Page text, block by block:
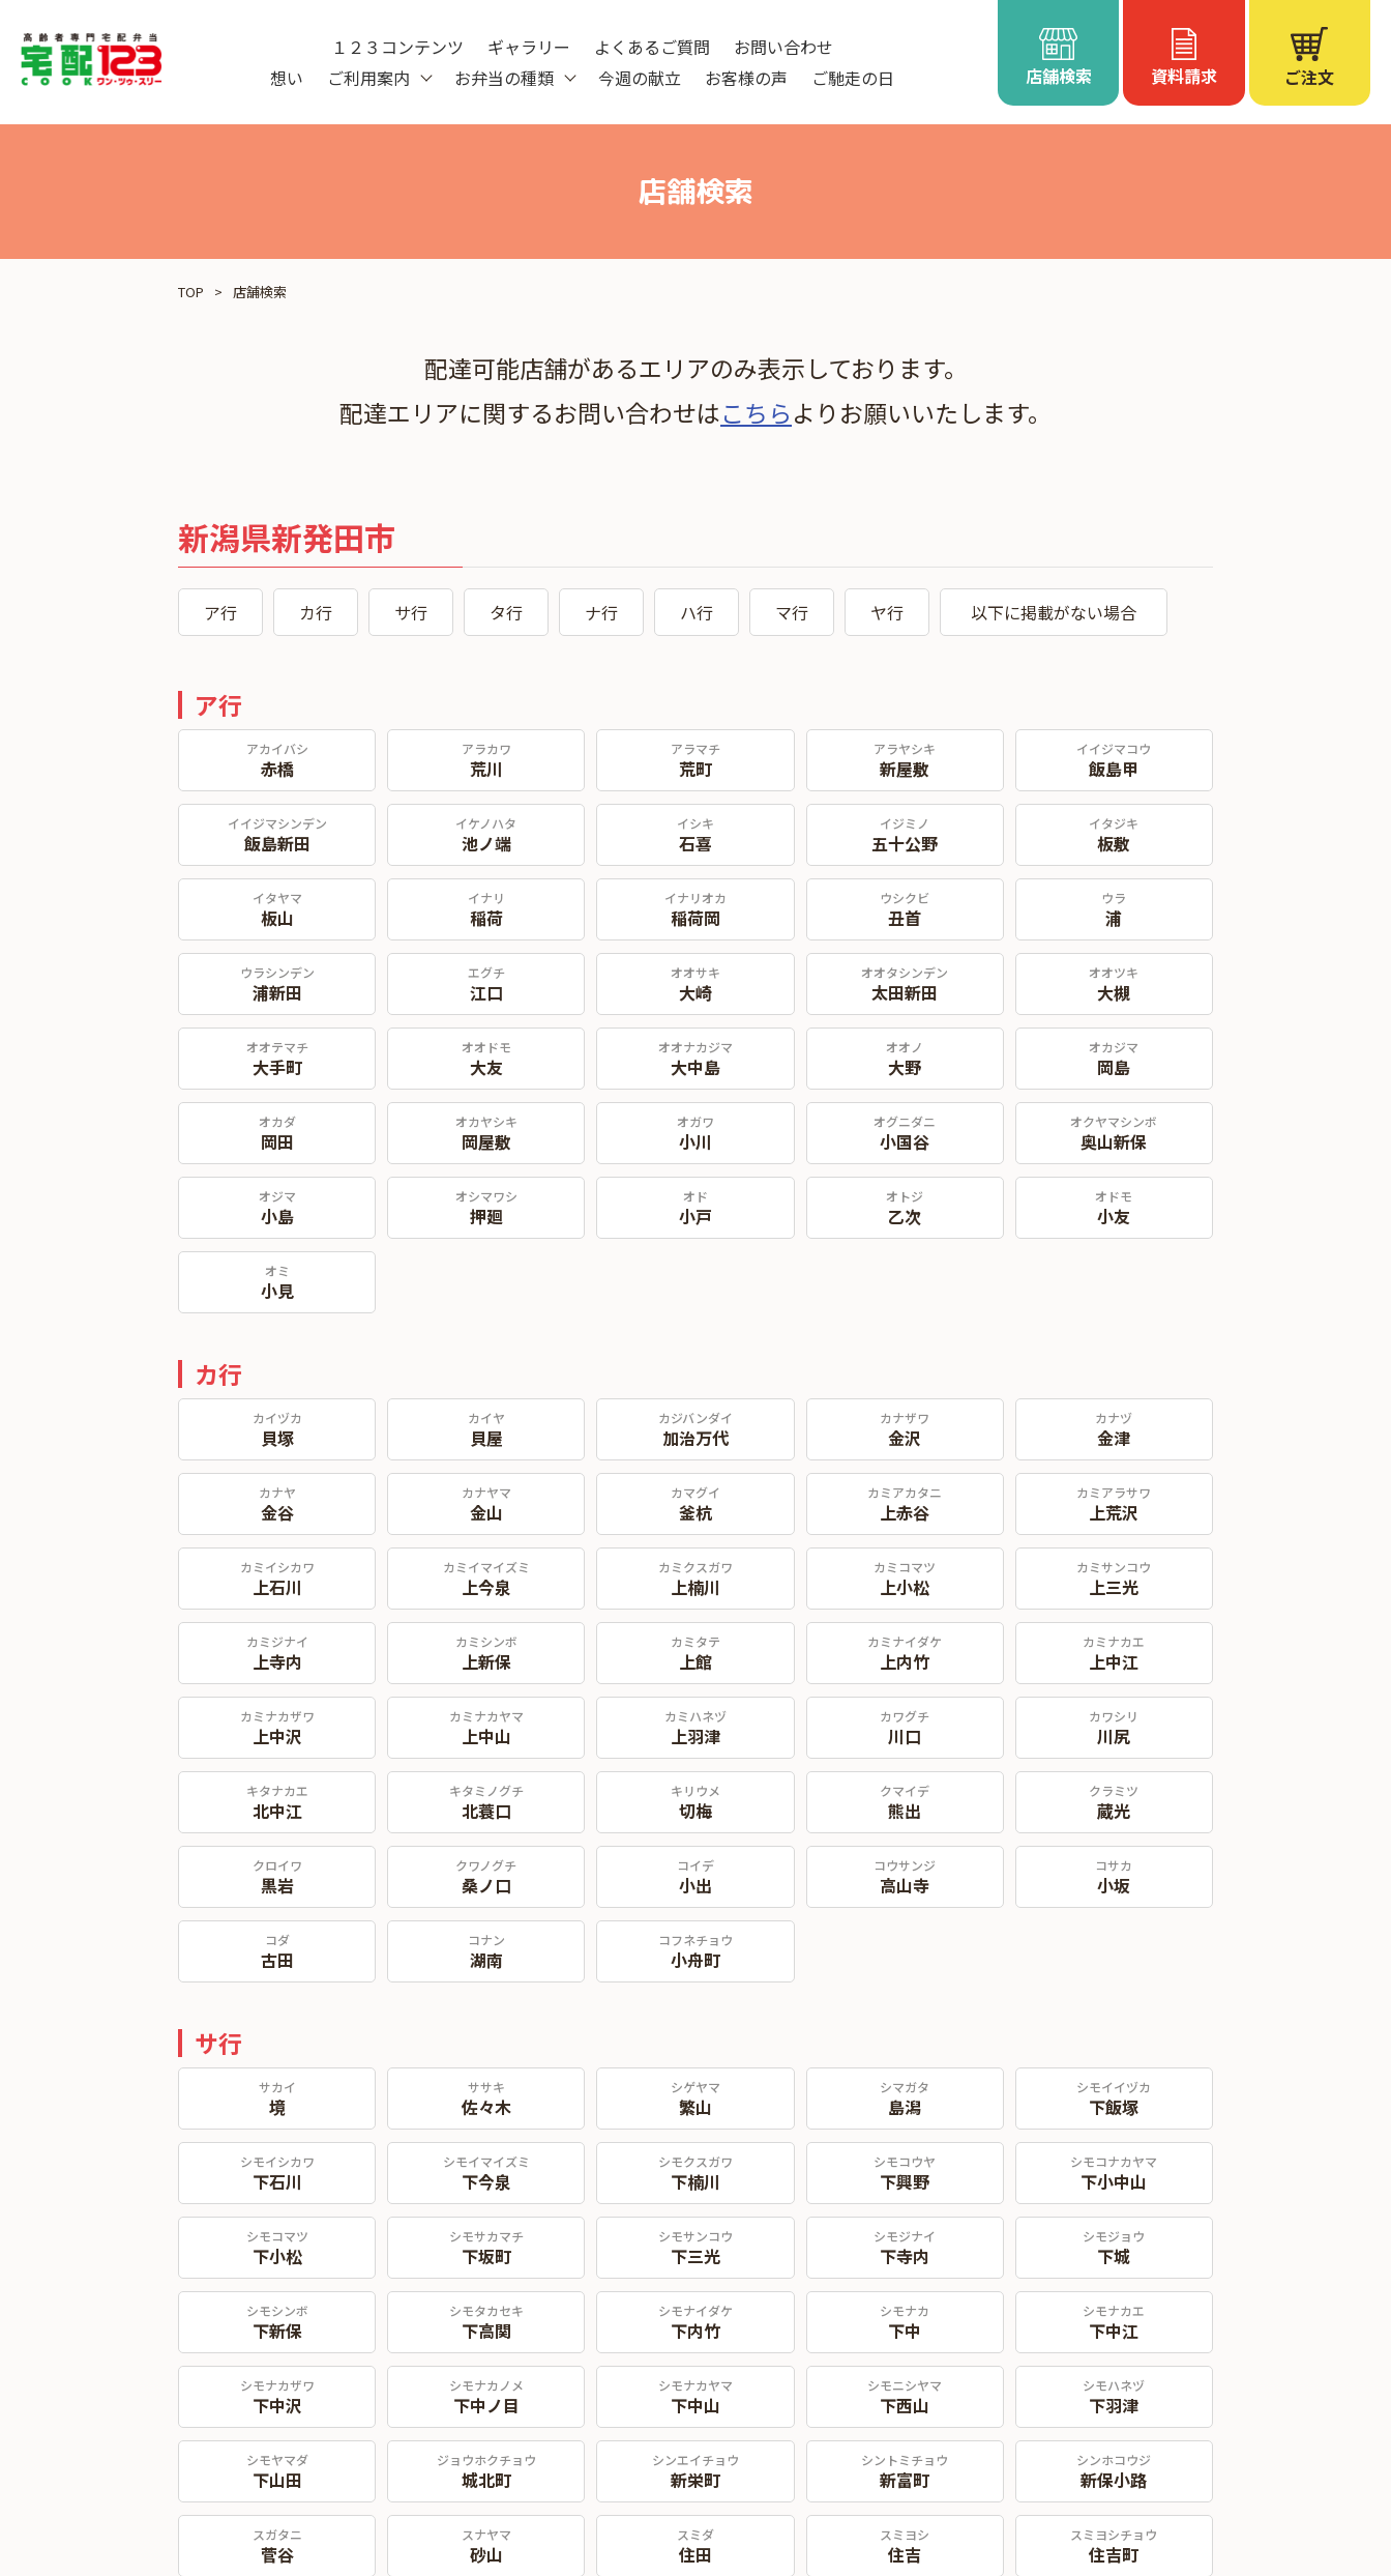
想い ご利用案内 お弁当の種類 今週の献立 お客様の声 ご馳走の日
１２３コンテンツ ギャラリー よくあるご質問
お問い合わせ
店舗検索
資料請求 ご注文
店舗検索
TOP 店舗検索
配達可能店舗があるエリアのみ表示しております。
配達エリアに関するお問い合わせはこちらよりお願いいたします。
新潟県新発田市
ア行 カ行 サ行 タ行 ナ行 ハ行 マ行 ヤ行 以下に掲載がない場合
ア行
アカイバシ
赤橋
アラカワ
荒川
アラマチ
荒町
アラヤシキ
新屋敷
イイジマコウ
飯島甲
イイジマシンデン
飯島新田
イケノハタ
池ノ端
イシキ
石喜
イジミノ
五十公野
イタジキ
板敷
イタヤマ
板山
イナリ
稲荷
イナリオカ
稲荷岡
ウシクビ
丑首
ウラ
浦
ウラシンデン
浦新田
エグチ
江口
オオサキ
大崎
オオタシンデン
太田新田
オオツキ
大槻
オオテマチ
大手町
オオドモ
大友
オオナカジマ
大中島
オオノ
大野
オカジマ
岡島
オカダ
岡田
オカヤシキ
岡屋敷
オガワ
小川
オグニダニ
小国谷
オクヤマシンボ
奥山新保
オジマ
小島
オシマワシ
押廻
オド
小戸
オトジ
乙次
オドモ
小友
オミ
小見
カ行
カイヅカ
貝塚
カイヤ
貝屋
カジバンダイ
加治万代
カナザワ
金沢
カナヅ
金津
カナヤ
金谷
カナヤマ
金山
カマグイ
釜杭
カミアカタニ
上赤谷
カミアラサワ
上荒沢
カミイシカワ
上石川
カミイマイズミ
上今泉
カミクスガワ
上楠川
カミコマツ
上小松
カミサンコウ
上三光
カミジナイ
上寺内
カミシンボ
上新保
カミタテ
上館
カミナイダケ
上内竹
カミナカエ
上中江
カミナカザワ
上中沢
カミナカヤマ
上中山
カミハネヅ
上羽津
カワグチ
川口
カワシリ
川尻
キタナカエ
北中江
キタミノグチ
北蓑口
キリウメ
切梅
クマイデ
熊出
クラミツ
蔵光
クロイワ
黒岩
クワノグチ
桑ノ口
コイデ
小出
コウサンジ
高山寺
コサカ
小坂
コダ
古田
コナン
湖南
コフネチョウ
小舟町
サ行
サカイ
境
ササキ
佐々木
シゲヤマ
繁山
シマガタ
島潟
シモイイヅカ
下飯塚
シモイシカワ
下石川
シモイマイズミ
下今泉
シモクスガワ
下楠川
シモコウヤ
下興野
シモコナカヤマ
下小中山
シモコマツ
下小松
シモサカマチ
下坂町
シモサンコウ
下三光
シモジナイ
下寺内
シモジョウ
下城
シモシンボ
下新保
シモタカセキ
下高関
シモナイダケ
下内竹
シモナカ
下中
シモナカエ
下中江
シモナカザワ
下中沢
シモナカノメ
下中ノ目
シモナカヤマ
下中山
シモニシヤマ
下西山
シモハネヅ
下羽津
シモヤマダ
下山田
ジョウホクチョウ
城北町
シンエイチョウ
新栄町
シントミチョウ
新富町
シンホコウジ
新保小路
スガタニ
菅谷
スナヤマ
砂山
スミダ
住田
スミヨシ
住吉
スミヨシチョウ
住吉町